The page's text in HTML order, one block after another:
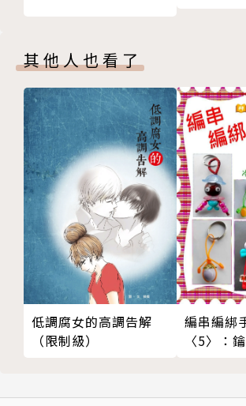
重視這個問題。照顧者們多數必須離開
的生活，並覺得自己孤立無援。
作者試著透過親身經驗，分享「照顧責
「如何面對生死離別」、應該「在父
備」等議題，分擔照顧者的負擔，給予
正在經歷照顧旅程的人們一顆定心丸！
▍第一人稱的圖文書
作者用可愛的角色，以第一人稱的方
離別的沉重話題。
在作者娓娓道來的過程中，我們得以用
入這趟傷痕累累的旅程，看作者因為照
崩潰，再一步步地找回照顧與生活之間
其他人也看了
低調腐女的高調告解
（限制級）
編串編綁
〈5〉：